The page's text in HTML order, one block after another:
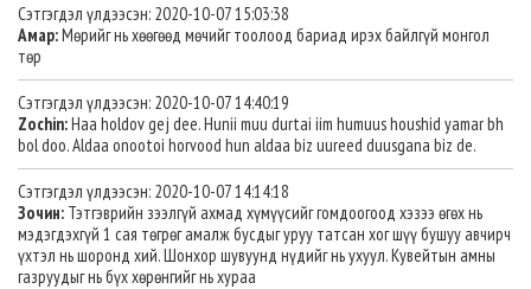
Сэтгэгдэл үлдээсэн: 2020-10-07 15:03:38
Амар:Мөрийг нь хөөгөөд мөчийг тоолоод бариад ирэх байлгүй монгол
төр
Сэтгэгдэл үлдээсэн: 2020-10-07 14:40:19
Zochin:Haa holdov gej dee. Hunii muu durtai iim humuus houshid yamar bh
bol doo. Aldaa onootoi horvood hun aldaa biz uureed duusgana biz de.
Сэтгэгдэл үлдээсэн: 2020-10-07 14:14:18
Зочин: Тэтгэврийн зээлгүй ахмад хүмүүсийг гомдоогоод хэзээ өгөх нь
мэдэгдэхгүй 1 сая төгрөг амалж бусдыг уруу татсан хог шүү бушуу авчирч
үхтэл нь шоронд хий. Шонхор шувуунд нүдийг нь ухуул. Кувейтын амны
газруудыг нь бүх хөрөнгийг нь хураа